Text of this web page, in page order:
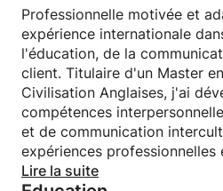
leçons sont centrées sur
adaptées à son rythme et à
Vous allez apprendre à:
Parlez plus naturellement et
Améliorer sa prononciation et
d'écoute
Utilisez la grammaire
situations quotidiennes
Enrichissez votre vocabulaire
quotidienne, le travail et les
Professionnelle motivée et
expérience internationale
l'éducation, de la
client. Titulaire d'un Master
Civilisation Anglaises, j'ai
compétences
et de communication
expériences professionnelles
Algérie. Reconnue pour mon
Lire la suite